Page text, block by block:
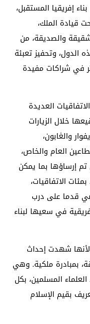
إفريقيا المستقبل،
قيادة الملك،
والصديقة، من
الدول، وتحفيز تعبئة
في شراكات مفيدة
العديدة
خلال الزيارات
والغابون،
العام والخاص،
تم إرساؤها بما يمكن
الاتفاقيات،
قدما على درب
في سعيها لبناء
لأنها شهدت إحداث
بمبادرة ملكية. وهي
المسلمين، بكل
بقيم الإسلام